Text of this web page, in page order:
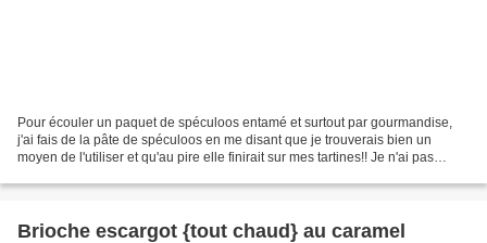
Pour écouler un paquet de spéculoos entamé et surtout par gourmandise,
j'ai fais de la pâte de spéculoos en me disant que je trouverais bien un
moyen de l'utiliser et qu'au pire elle finirait sur mes tartines!! Je n'ai pas
Brioche escargot {tout chaud} au caramel